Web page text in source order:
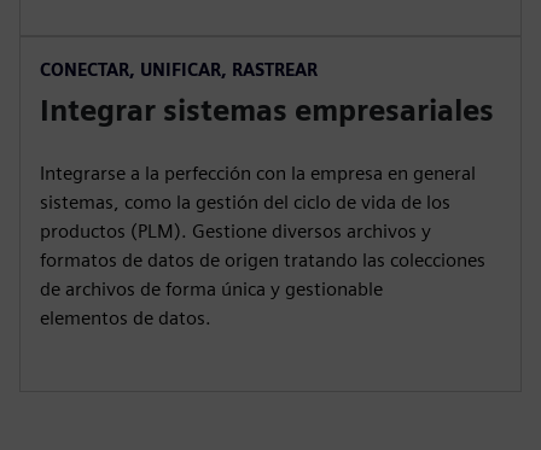
CONECTAR, UNIFICAR, RASTREAR
Integrar sistemas empresariales
Integrarse a la perfección con la empresa en general
sistemas, como la gestión del ciclo de vida de los
productos (PLM). Gestione diversos archivos y
formatos de datos de origen tratando las colecciones
de archivos de forma única y gestionable
elementos de datos.